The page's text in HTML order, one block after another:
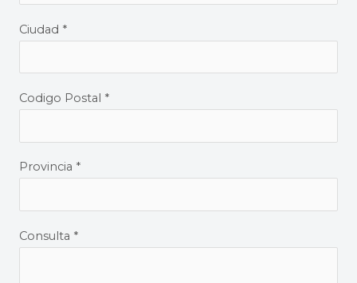
Ciudad *
Codigo Postal *
Provincia *
Consulta *